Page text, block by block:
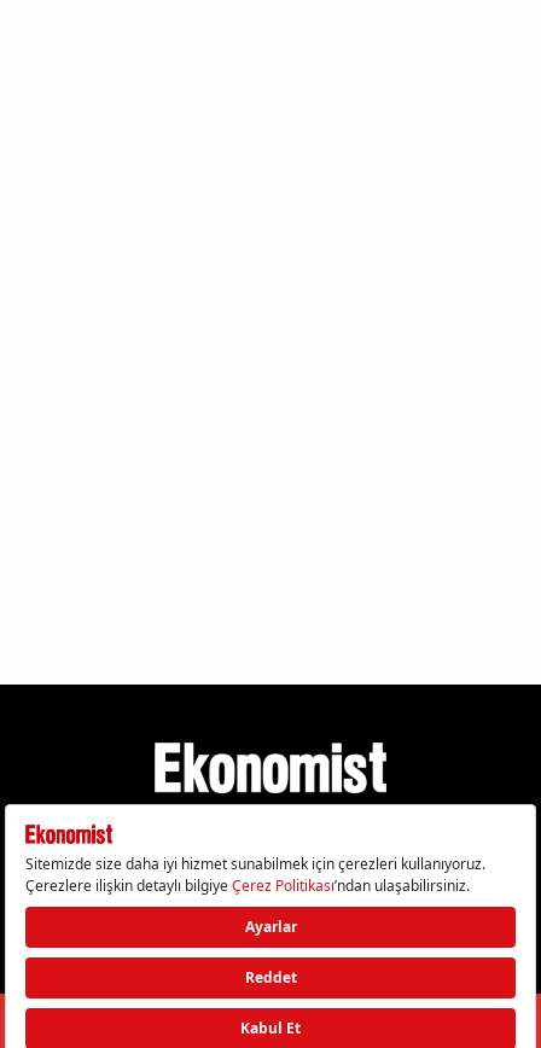
Gizlilik Politikası Çerez Politikası Çerezleri Sıfırla
KVKK Metni Künye İletişim
© 2026 Ekonomist - Tüm hakları saklıdır.